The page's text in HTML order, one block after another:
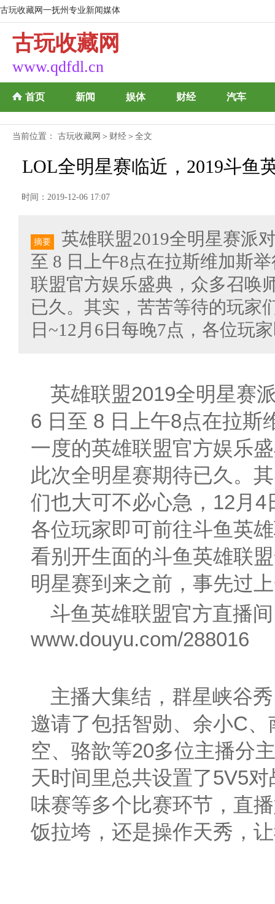
古玩收藏网一抚州专业新闻媒体
古玩收藏网
www.qdfdl.cn
首页 新闻 娱体 财经 汽车
当前位置： 古玩收藏网 ＞ 财经 ＞全文
LOL全明星赛临近，2019斗鱼
时间：2019-12-06 17:07
摘要
英雄联盟2019全明星赛派
至 8 日上午8点在拉斯维加斯
联盟官方娱乐盛典，众多召唤
已久。其实，苦苦等待的玩家
日~12月6日每晚7点，各位玩
英雄联盟2019全明星赛
6 日至 8 日上午8点在拉斯
一度的英雄联盟官方娱乐
此次全明星赛期待已久。
们也大可不必心急，12月
各位玩家即可前往斗鱼英
看别开生面的斗鱼英雄联
明星赛到来之前，事先过
斗鱼英雄联盟官方直播
www.douyu.com/288016
主播大集结，群星峡谷
邀请了包括智勋、余小C
空、骆歆等20多位主播分
天时间里总共设置了5V5
味赛等多个比赛环节，直
饭拉垮，还是操作天秀，